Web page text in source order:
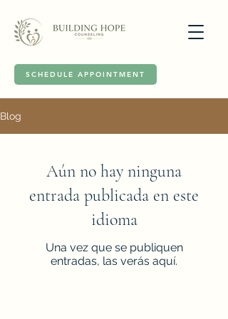
SCHEDULE APPOINTMENT
Blog
Aún no hay ninguna
entrada publicada en este
idioma
Una vez que se publiquen
entradas, las verás aquí.